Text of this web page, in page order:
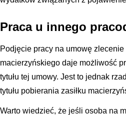
Praca u innego
Podjęcie pracy na umowę
macierzyńskiego daje możliwość
tytułu tej umowy. Jest to jednak
tytułu pobierania zasiłku
Warto wiedzieć, że jeśli osoba na